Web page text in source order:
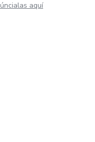
aquí